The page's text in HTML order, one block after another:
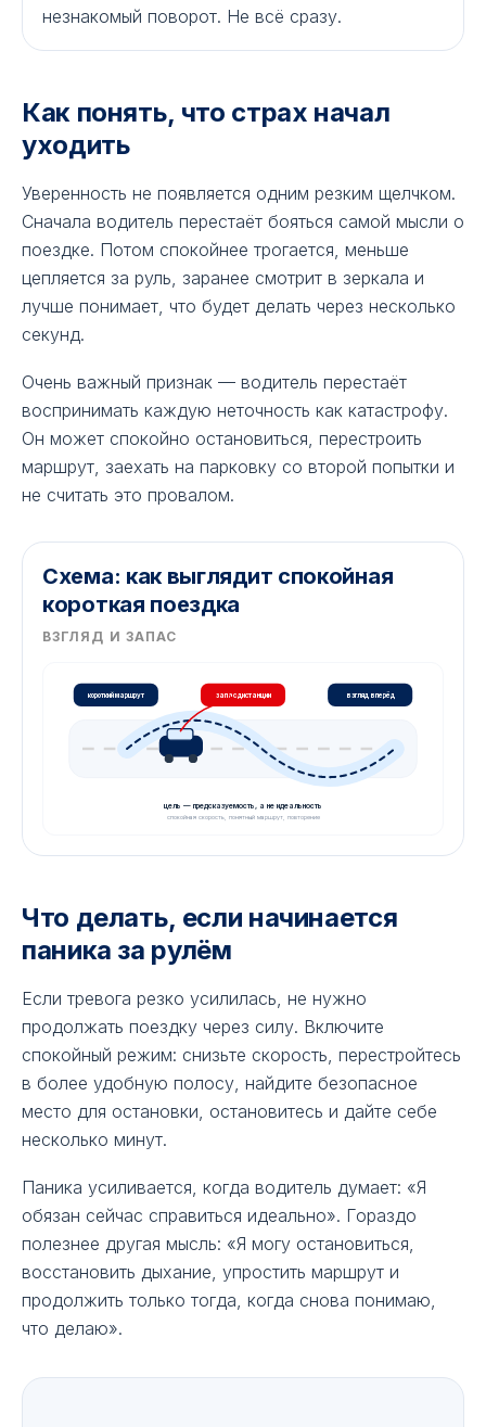
незнакомый поворот. Не всё сразу.
Как понять, что страх начал
уходить
Уверенность не появляется одним резким щелчком.
Сначала водитель перестаёт бояться самой мысли о
поездке. Потом спокойнее трогается, меньше
цепляется за руль, заранее смотрит в зеркала и
лучше понимает, что будет делать через несколько
секунд.
Очень важный признак — водитель перестаёт
воспринимать каждую неточность как катастрофу.
Он может спокойно остановиться, перестроить
маршрут, заехать на парковку со второй попытки и
не считать это провалом.
Схема: как выглядит спокойная
короткая поездка
ВЗГЛЯД И ЗАПАС
короткий маршрут запас дистанции взгляд вперёд
цель — предсказуемость, а не идеальность
спокойная скорость, понятный маршрут, повторение
Что делать, если начинается
паника за рулём
Если тревога резко усилилась, не нужно
продолжать поездку через силу. Включите
спокойный режим: снизьте скорость, перестройтесь
в более удобную полосу, найдите безопасное
место для остановки, остановитесь и дайте себе
несколько минут.
Паника усиливается, когда водитель думает: «Я
обязан сейчас справиться идеально». Гораздо
полезнее другая мысль: «Я могу остановиться,
восстановить дыхание, упростить маршрут и
продолжить только тогда, когда снова понимаю,
что делаю».